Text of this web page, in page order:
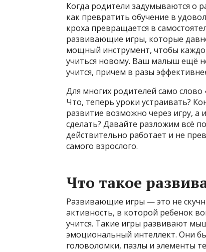
Когда родители задумываются о
как превратить обучение в
кроха превращается в
развивающие игры, которые
мощный инструмент, чтобы
учиться новому. Ваш малыш ещё
учится, причем в разы
Для многих родителей само
Что, теперь уроки устраивать?
развитие возможно через игру, а
сделать? Давайте разложим всё
действительно работает и не
самого взрослого.
Что такое
Развивающие игры — это не
активность, в которой ребенок
учится. Такие игры развивают
эмоциональный интеллект. Они
головоломки, пазлы и элементы